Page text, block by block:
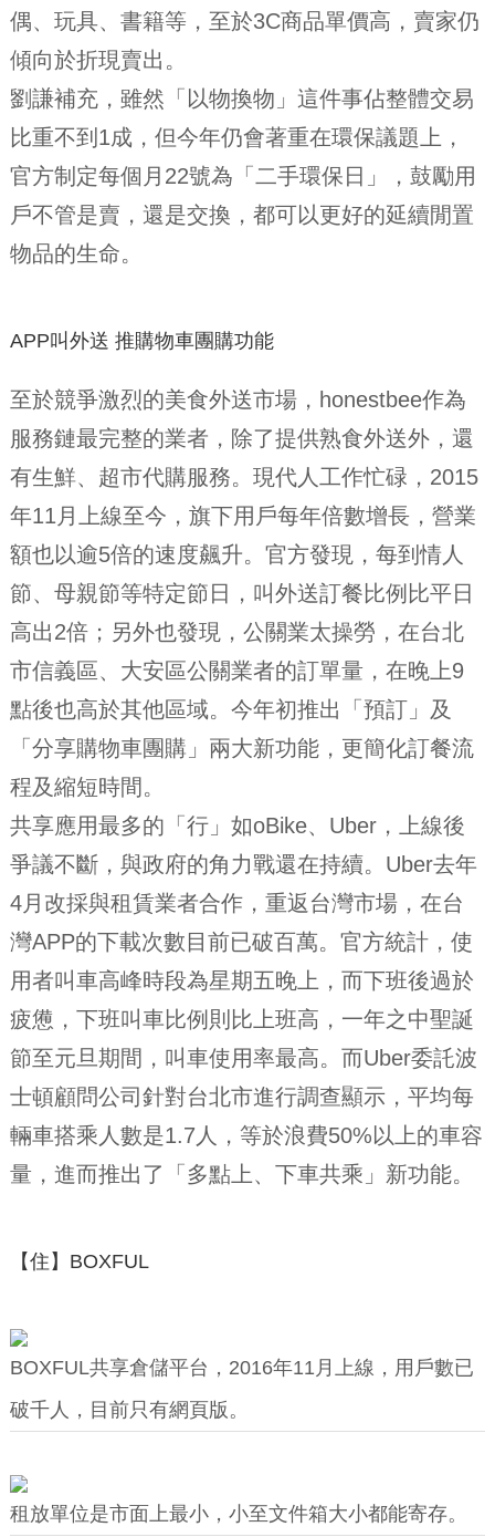
偶、玩具、書籍等，至於3C商品單價高，賣家仍
傾向於折現賣出。
劉謙補充，雖然「以物換物」這件事佔整體交易
比重不到1成，但今年仍會著重在環保議題上，
官方制定每個月22號為「二手環保日」，鼓勵用
戶不管是賣，還是交換，都可以更好的延續閒置
物品的生命。
APP叫外送 推購物車團購功能
至於競爭激烈的美食外送市場，honestbee作為
服務鏈最完整的業者，除了提供熟食外送外，還
有生鮮、超市代購服務。現代人工作忙碌，2015
年11月上線至今，旗下用戶每年倍數增長，營業
額也以逾5倍的速度飆升。官方發現，每到情人
節、母親節等特定節日，叫外送訂餐比例比平日
高出2倍；另外也發現，公關業太操勞，在台北
市信義區、大安區公關業者的訂單量，在晚上9
點後也高於其他區域。今年初推出「預訂」及
「分享購物車團購」兩大新功能，更簡化訂餐流
程及縮短時間。
共享應用最多的「行」如oBike、Uber，上線後
爭議不斷，與政府的角力戰還在持續。Uber去年
4月改採與租賃業者合作，重返台灣市場，在台
灣APP的下載次數目前已破百萬。官方統計，使
用者叫車高峰時段為星期五晚上，而下班後過於
疲憊，下班叫車比例則比上班高，一年之中聖誕
節至元旦期間，叫車使用率最高。而Uber委託波
士頓顧問公司針對台北市進行調查顯示，平均每
輛車搭乘人數是1.7人，等於浪費50%以上的車容
量，進而推出了「多點上、下車共乘」新功能。
【住】BOXFUL
BOXFUL共享倉儲平台，2016年11月上線，用戶數已
破千人，目前只有網頁版。
租放單位是市面上最小，小至文件箱大小都能寄存。